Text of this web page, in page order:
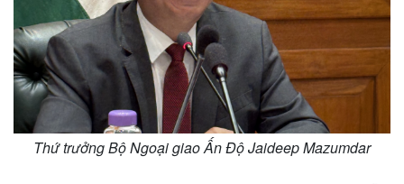
Thứ trưởng Bộ Ngoại giao Ấn Độ Jaideep Mazumdar